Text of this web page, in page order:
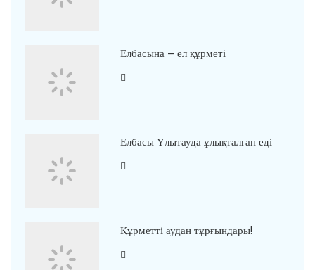
Елбасына – ел құрметі
Елбасы Ұлытауда ұлықталған еді
Құрметті аудан тұрғындары!